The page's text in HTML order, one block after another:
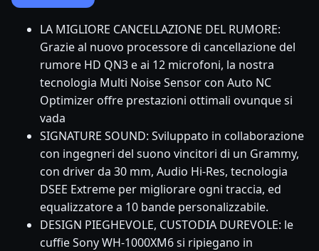
LA MIGLIORE CANCELLAZIONE DEL RUMORE:
Grazie al nuovo processore di cancellazione del
rumore HD QN3 e ai 12 microfoni, la nostra
tecnologia Multi Noise Sensor con Auto NC
Optimizer offre prestazioni ottimali ovunque si
vada
SIGNATURE SOUND: Sviluppato in collaborazione
con ingegneri del suono vincitori di un Grammy,
con driver da 30 mm, Audio Hi-Res, tecnologia
DSEE Extreme per migliorare ogni traccia, ed
equalizzatore a 10 bande personalizzabile.
DESIGN PIEGHEVOLE, CUSTODIA DUREVOLE: le
cuffie Sony WH-1000XM6 si ripiegano in